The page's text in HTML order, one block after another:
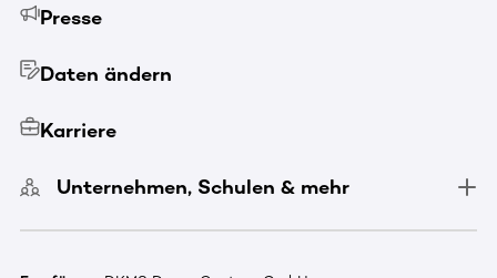
Presse
Daten ändern
Karriere
Unternehmen, Schulen & mehr